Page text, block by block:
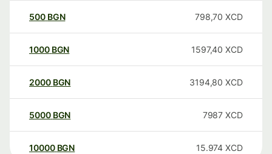
500 BGN 798,70 XCD
1000 BGN 1597,40 XCD
2000 BGN 3194,80 XCD
5000 BGN 7987 XCD
10000 BGN 15.974 XCD